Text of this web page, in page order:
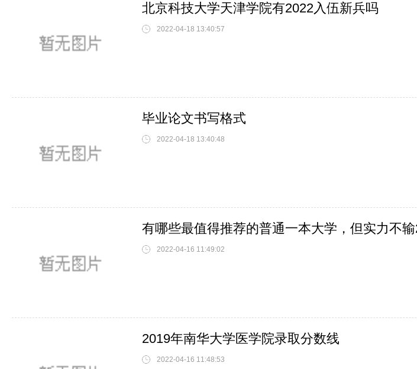
北京科技大学天津学院有2022入伍新兵吗
2022-04-18 13:40:57
毕业论文书写格式
2022-04-18 13:40:48
2022-04-16 11:49:02
2019年南华大学医学院录取分数线
2022-04-16 11:48:53